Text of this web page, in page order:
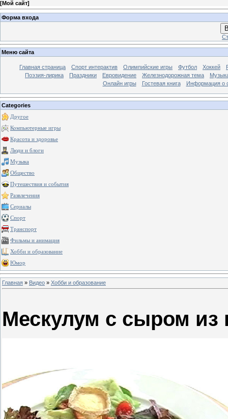
[Мой сайт]
Форма входа
Меню сайта
Главная страница Спорт интерактив Олимпийские игры Футбол Хоккей
Поэзия-лирика
Праздники Евровидение Железнодорожная тема
Онлайн игры
Гостевая книга Информация о
Categories
Другое
Компьютерные игры
Красота и здоровье
Люди и блоги
Музыка
Общество
Путешествия и события
Развлечения
Сериалы
Спорт
Транспорт
Фильмы и анимация
Хобби и образование
Юмор
Главная » Видео » Хобби и образование
Мескулум с сыром из